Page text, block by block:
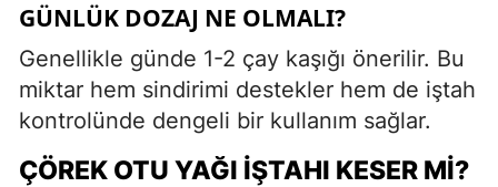
GÜNLÜK DOZAJ NE OLMALI?
Genellikle günde 1-2 çay kaşığı önerilir. Bu
miktar hem sindirimi destekler hem de iştah
kontrolünde dengeli bir kullanım sağlar.
ÇÖREK OTU YAĞI İŞTAHI KESER MI?